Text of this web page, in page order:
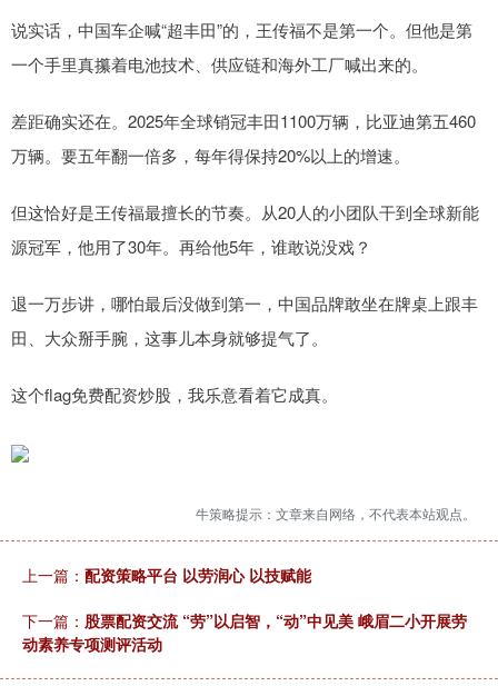
说实话，中国车企喊“超丰田”的，王传福不是第一个。但他是第
一个手里真攥着电池技术、供应链和海外工厂喊出来的。
差距确实还在。2025年全球销冠丰田1100万辆，比亚迪第五460
万辆。要五年翻一倍多，每年得保持20%以上的增速。
但这恰好是王传福最擅长的节奏。从20人的小团队干到全球新能
源冠军，他用了30年。再给他5年，谁敢说没戏？
退一万步讲，哪怕最后没做到第一，中国品牌敢坐在牌桌上跟丰
田、大众掰手腕，这事儿本身就够提气了。
这个flag免费配资炒股，我乐意看着它成真。
牛策略提示：文章来自网络，不代表本站观点。
上一篇： 配资策略平台 以劳润心 以技赋能
下一篇： 股票配资交流 “劳”以启智，“动”中见美 峨眉二小开展劳
动素养专项测评活动